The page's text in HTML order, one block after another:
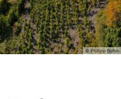
© Philipp Bohn